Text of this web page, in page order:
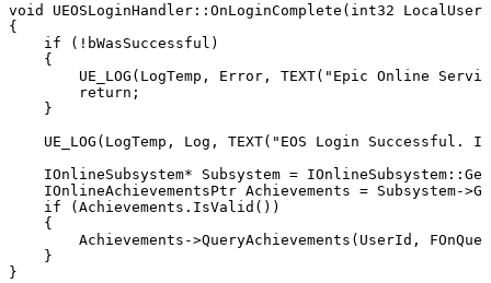
void UEOSLoginHandler::OnLoginComplete(int32
{
    if (!bWasSuccessful)
    {
UE_LOG(LogTemp, Error, TEXT("Epic Online
        return;
    }
UE_LOG(LogTemp, Log, TEXT("EOS Login Successful.
IOnlineSubsystem* Subsystem =
IOnlineAchievementsPtr Achievements = Subsystem-
    if (Achievements.IsValid())
    {
Achievements->QueryAchievements(UserId,
    }
}